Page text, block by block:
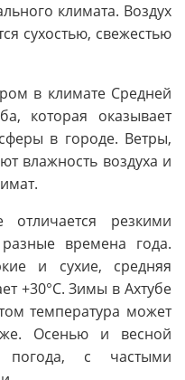
климата. Воздух
сухостью, свежестью
в климате Средней
которая оказывает
в городе. Ветры,
влажность воздуха и
резкими
времена года.
и сухие, средняя
+30°C. Зимы в Ахтубе
температура может
Осенью и весной
погода, с частыми